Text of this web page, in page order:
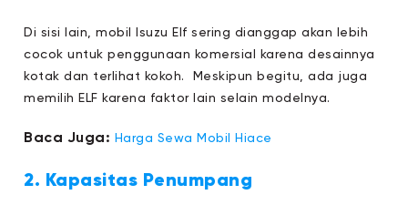
Di sisi lain, mobil Isuzu Elf sering dianggap akan lebih
cocok untuk penggunaan komersial karena desainnya
kotak dan terlihat kokoh. Meskipun begitu, ada juga
memilih ELF karena faktor lain selain modelnya.
Baca Juga: Harga Sewa Mobil Hiace
2. Kapasitas Penumpang